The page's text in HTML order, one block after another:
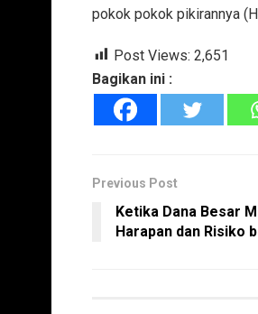
pokok pokok pikirannya
Post Views: 2,651
Bagikan ini :
Previous Post
Ketika Dana Besar
Harapan dan Risiko